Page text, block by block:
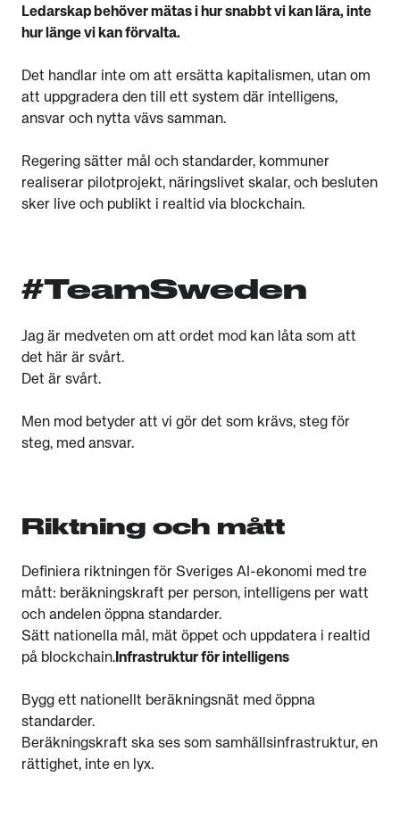
Ledarskap behöver mätas i hur snabbt vi kan lära, inte
hur länge vi kan förvalta.
Det handlar inte om att ersätta kapitalismen, utan om
att uppgradera den till ett system där intelligens,
ansvar och nytta vävs samman.
Regering sätter mål och standarder, kommuner
realiserar pilotprojekt, näringslivet skalar, och besluten
sker live och publikt i realtid via blockchain.
#TeamSweden
Jag är medveten om att ordet mod kan låta som att
det här är svårt.
Det är svårt.
Men mod betyder att vi gör det som krävs, steg för
steg, med ansvar.
Riktning och mått
Definiera riktningen för Sveriges AI-ekonomi med tre
mått: beräkningskraft per person, intelligens per watt
och andelen öppna standarder.
Sätt nationella mål, mät öppet och uppdatera i realtid
på blockchain. Infrastruktur för intelligens
Bygg ett nationellt beräkningsnät med öppna
standarder.
Beräkningskraft ska ses som samhällsinfrastruktur, en
rättighet, inte en lyx.